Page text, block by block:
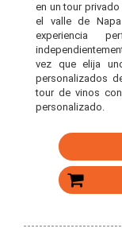
en un tour
el valle de
experiencia
vez que elija
personalizados
tour de vinos
personalizado.